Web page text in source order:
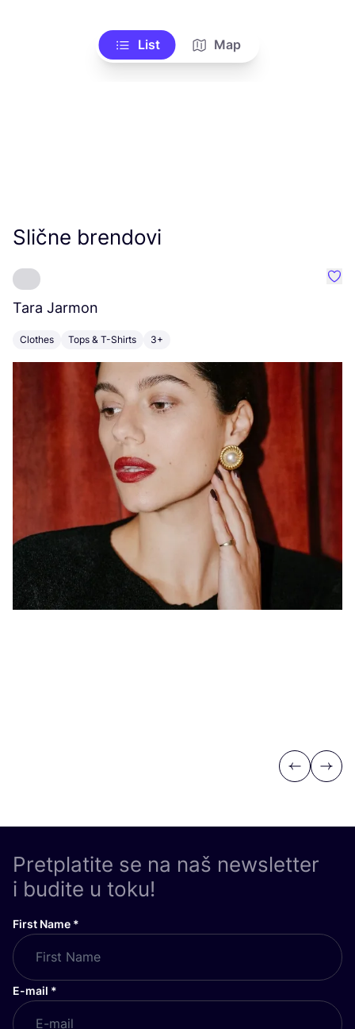
List Map
Slične brendovi
Tara Jarmon
Clothes Tops & T-Shirts 3+
Previous
Next
Pretplatite se na naš newsletter
i budite u toku!
First Name *
E-mail *